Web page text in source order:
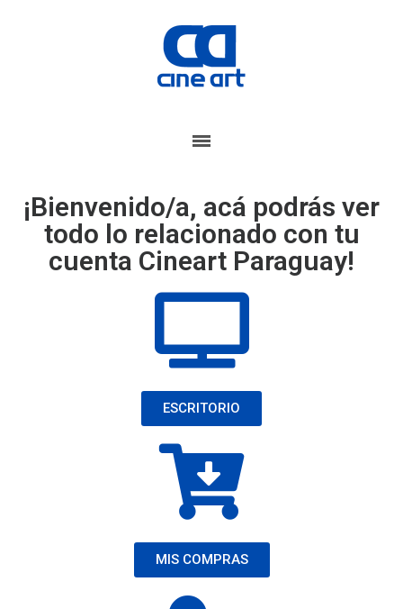
¡Bienvenido/a, acá podrás ver
todo lo relacionado con tu
cuenta Cineart Paraguay!
ESCRITORIO
MIS COMPRAS